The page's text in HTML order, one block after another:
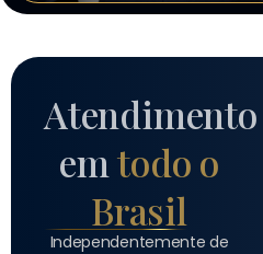
Atendimento
emtodo o
Brasil
Independentemente de